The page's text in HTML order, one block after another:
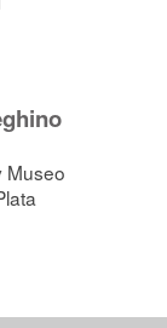
Museo